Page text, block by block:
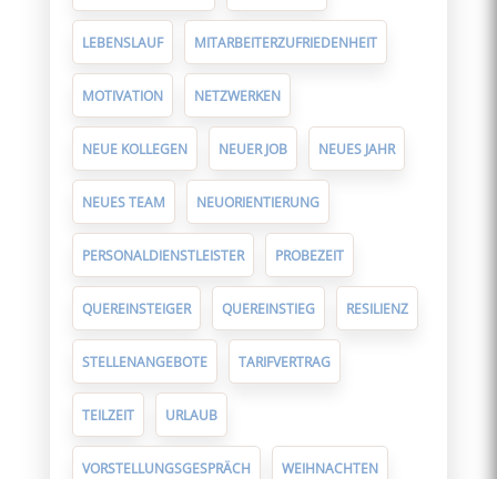
LEBENSLAUF MITARBEITERZUFRIEDENHEIT
MOTIVATION NETZWERKEN
NEUE KOLLEGEN NEUER JOB NEUES JAHR
NEUES TEAM NEUORIENTIERUNG
PERSONALDIENSTLEISTER PROBEZEIT
QUEREINSTEIGER QUEREINSTIEG RESILIENZ
STELLENANGEBOTE TARIFVERTRAG
TEILZEIT URLAUB
VORSTELLUNGSGESPRÄCH WEIHNACHTEN